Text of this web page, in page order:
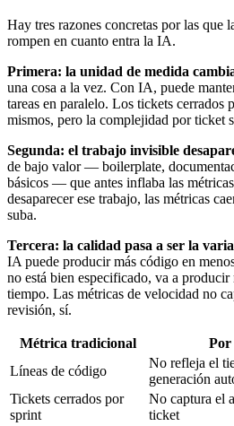
Hay tres razones concretas por las que
rompen en cuanto entra la IA.
Primera: la unidad de medida
una cosa a la vez. Con IA, puede
tareas en paralelo. Los tickets cerrados
mismos, pero la complejidad por ticket
Segunda: el trabajo invisible
de bajo valor — boilerplate,
básicos — que antes inflaba las
desaparecer ese trabajo, las métricas
suba.
Tercera: la calidad pasa a ser la
IA puede producir más código en
no está bien especificado, va a
tiempo. Las métricas de velocidad no
revisión, sí.
Métrica tradicional
Por
Líneas de código
No refleja el
generación
Tickets cerrados por
sprint
No captura el
ticket